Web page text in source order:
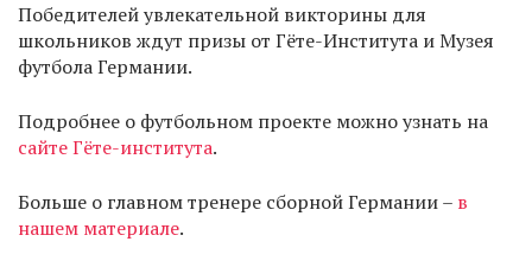
Победителей увлекательной викторины для
школьников ждут призы от Гёте-Института и Музея
футбола Германии.
Подробнее о футбольном проекте можно узнать на
сайте Гёте-института.
Больше о главном тренере сборной Германии – в
нашем материале.